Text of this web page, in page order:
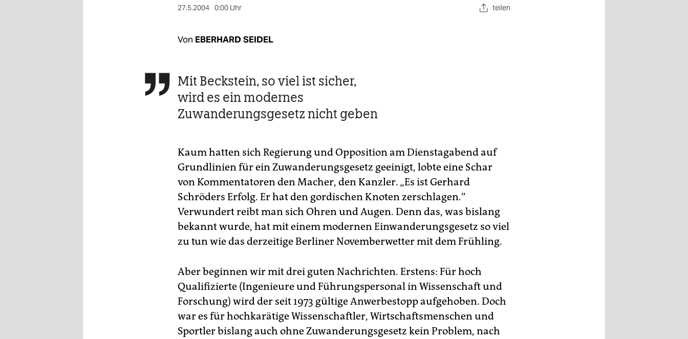
27.5.2004 0:00 Uhr teilen
Von EBERHARD SEIDEL
 Mit Beckstein, so viel ist sicher,
wird es ein modernes
Zuwanderungsgesetz nicht geben
Kaum hatten sich Regierung und Opposition am Dienstagabend auf
Grundlinien für ein Zuwanderungsgesetz geeinigt, lobte eine Schar
von Kommentatoren den Macher, den Kanzler. „Es ist Gerhard
Schröders Erfolg. Er hat den gordischen Knoten zerschlagen.“
Verwundert reibt man sich Ohren und Augen. Denn das, was bislang
bekannt wurde, hat mit einem modernen Einwanderungsgesetz so viel
zu tun wie das derzeitige Berliner Novemberwetter mit dem Frühling.
Aber beginnen wir mit drei guten Nachrichten. Erstens: Für hoch
Qualifizierte (Ingenieure und Führungspersonal in Wissenschaft und
Forschung) wird der seit 1973 gültige Anwerbestopp aufgehoben. Doch
war es für hochkarätige Wissenschaftler, Wirtschaftsmenschen und
Sportler bislang auch ohne Zuwanderungsgesetz kein Problem, nach